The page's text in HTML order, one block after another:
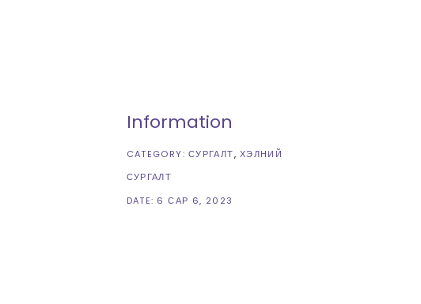
Information
CATEGORY: СУРГАЛТ ХЭЛНИЙ
СУРГАЛТ
DATE: 6 САР 6, 2023